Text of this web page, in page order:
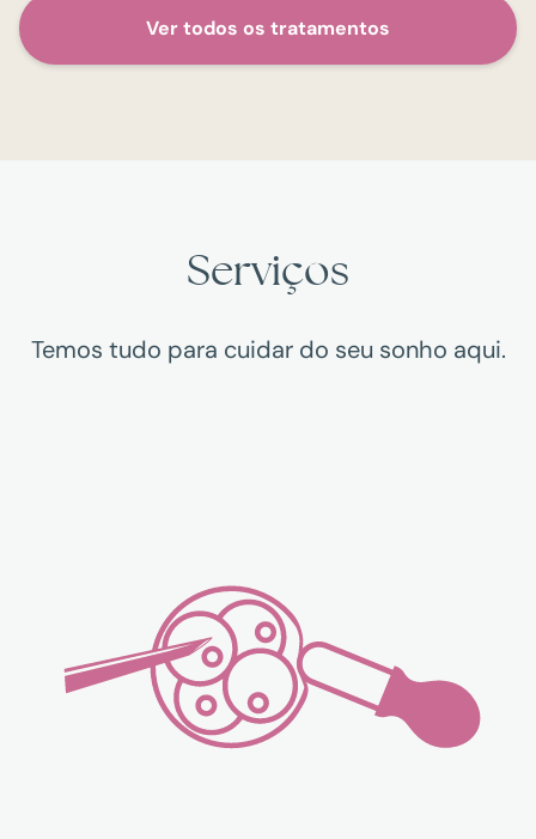
Ver todos os tratamentos
Serviços
Temos tudo para cuidar do seu sonho aqui.